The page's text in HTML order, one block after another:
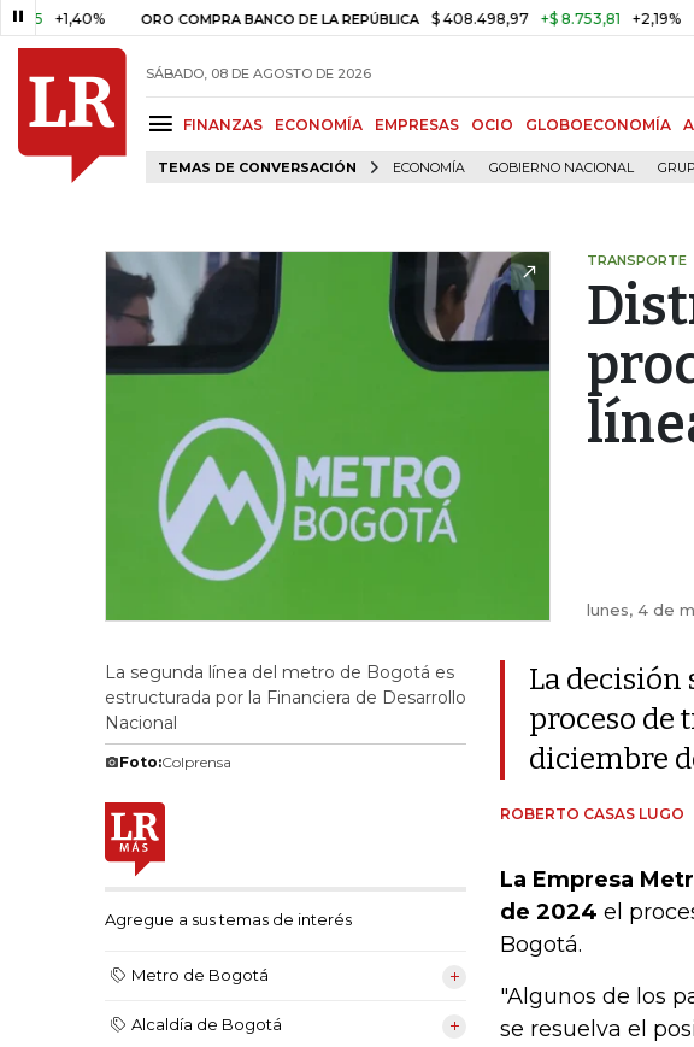
ORO COMPRA BANCO DE LA REPÚBLICA $ 408.498,97 +$ 8.753,81 +2,19%
SÁBADO, 08 DE AGOSTO DE 2026
FINANZAS ECONOMÍA EMPRESAS OCIO GLOBOECONOMÍA
TEMAS DE CONVERSACIÓN ECONOMÍA GOBIERNO NACIONAL
TRANSPORTE
lunes, 4 de
La segunda línea del metro de Bogotá es
estructurada por la Financiera de Desarrollo
Nacional
Foto:Colprensa
Agregue a sus temas de interés
Metro de Bogotá
Alcaldía de Bogotá
La decisión
proceso de
diciembre
ROBERTO CASAS LUGO
La Empresa
de 2024 el
Bogotá.
"Algunos de los
se resuelva el